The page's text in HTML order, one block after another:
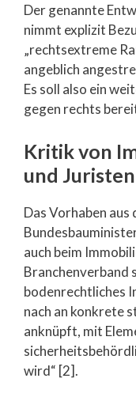
Der genannte
nimmt explizit
„rechtsextreme
angeblich
Es soll also ein
gegen rechts
Kritik von
und Juristen
Das Vorhaben aus
auch beim
Branchenverband
bodenrechtliches
nach an konkrete
anknüpft, mit
wird“ [2].